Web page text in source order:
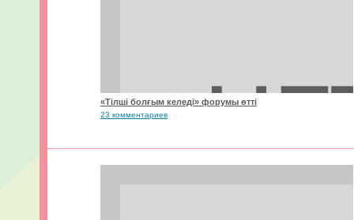
«Тілші болғым келеді» форумы өтті
23 комментариев